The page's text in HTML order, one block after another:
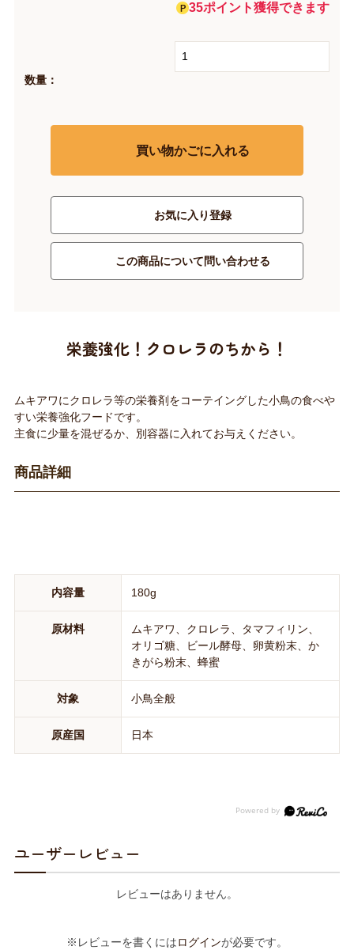
35ポイント獲得できます
数量：
買い物かごに入れる
お気に入り登録
この商品について問い合わせる
栄養強化！クロレラのちから！
ムキアワにクロレラ等の栄養剤をコーテイングした小鳥の食べや
すい栄養強化フードです。
主食に少量を混ぜるか、別容器に入れてお与えください。
商品詳細
内容量 180g
原材料
ムキアワ、クロレラ、タマフィリン、
オリゴ糖、ビール酵母、卵黄粉末、か
きがら粉末、蜂蜜
対象 小鳥全般
原産国 日本
ユーザーレビュー
レビューはありません。
※レビューを書くにはログインが必要です。